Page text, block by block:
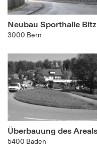
Neubau Sporthalle
3000 Bern
Überbauung des
5400 Baden